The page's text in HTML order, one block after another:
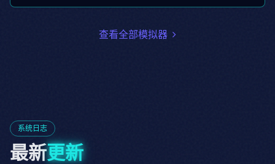
查看全部模拟器
系统日志
最新更新